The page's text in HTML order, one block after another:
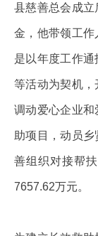
县慈善总会成
金，他带领工
是以年度工作
等活动为契机，
调动爱心企业
助项目，动员
善组织对接帮
7657.62万元。